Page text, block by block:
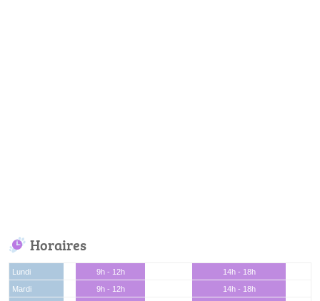
Horaires
Lundi 9h - 12h
14h - 18h
Mardi
9h - 12h
14h - 18h